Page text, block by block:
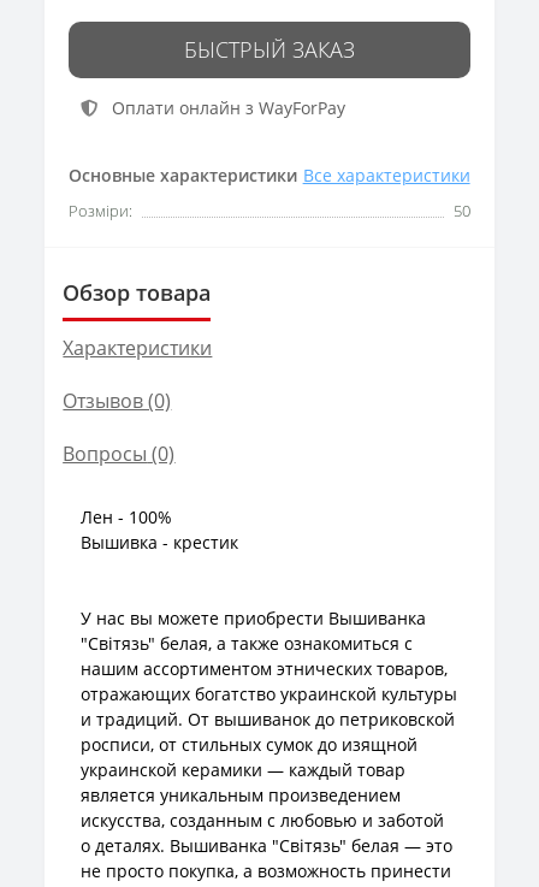
Основные характеристики Все характеристики
Розміри: 50
БЫСТРЫЙ ЗАКАЗ
Оплати онлайн з WayForPay
Обзор товара
Характеристики
Отзывов (0)
Вопросы (0)
Лен - 100%
Вышивка - крестик
У нас вы можете приобрести Вышиванка
"Світязь" белая, а также ознакомиться с
нашим ассортиментом этнических товаров,
отражающих богатство украинской культуры
и традиций. От вышиванок до петриковской
росписи, от стильных сумок до изящной
украинской керамики — каждый товар
является уникальным произведением
искусства, созданным с любовью и заботой
о деталях. Вышиванка "Світязь" белая — это
не просто покупка, а возможность принести